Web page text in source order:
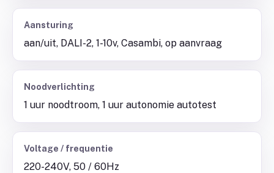
Aansturing
aan/uit, DALI-2, 1-10v, Casambi, op aanvraag
Noodverlichting
1 uur noodtroom, 1 uur autonomie autotest
Voltage / frequentie
220-240V, 50 / 60Hz